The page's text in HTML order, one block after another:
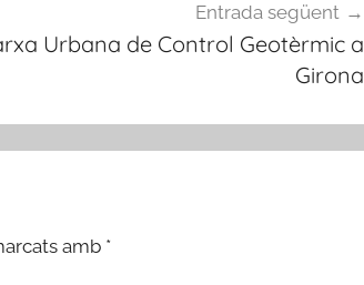
Entrada següent
Urbana de Control Geotèrmic a
Girona
amb *